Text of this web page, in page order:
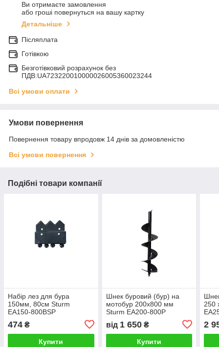
Ви отримаєте замовлення
або гроші повернуться на вашу картку
Детальніше
Післяплата
Готівкою
Безготівковий розрахунок без
ПДВ:UA723220010000026005360023244
Всі умови оплати
Умови повернення
Повернення товару впродовж 14 днів за домовленістю
Всі умови повернення
Подібні товари компанії
Набір лез для бура
150мм, 80см Sturm
EA150-800BSP
474 ₴
Купити
Шнек буровий (бур) на
мотобур 200х800 мм
Sturm EA200-800P
від 1 650₴
Купити
250
2